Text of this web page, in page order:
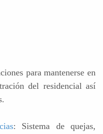
para mantenerse en
del residencial así
: Sistema de quejas,